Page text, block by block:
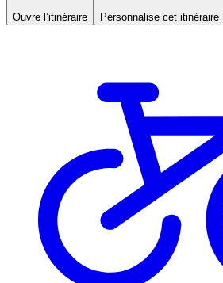
Ouvre l’itinéraire Personnalise cet itinéraire